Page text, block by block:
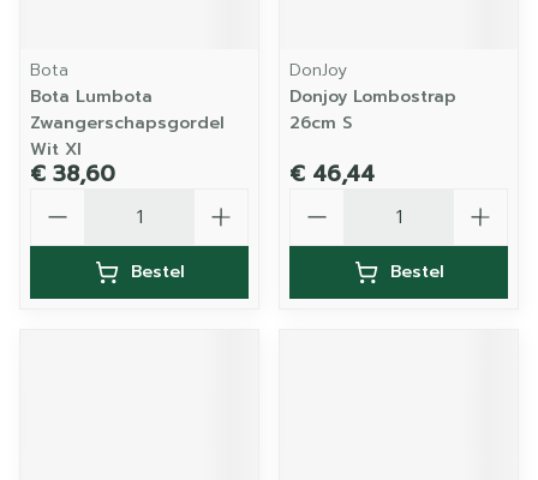
Bota
Bota Lumbota
Zwangerschapsgordel
Wit Xl
€ 38,60
Bestel
DonJoy
Donjoy Lombostrap
26cm S
€ 46,44
Bestel